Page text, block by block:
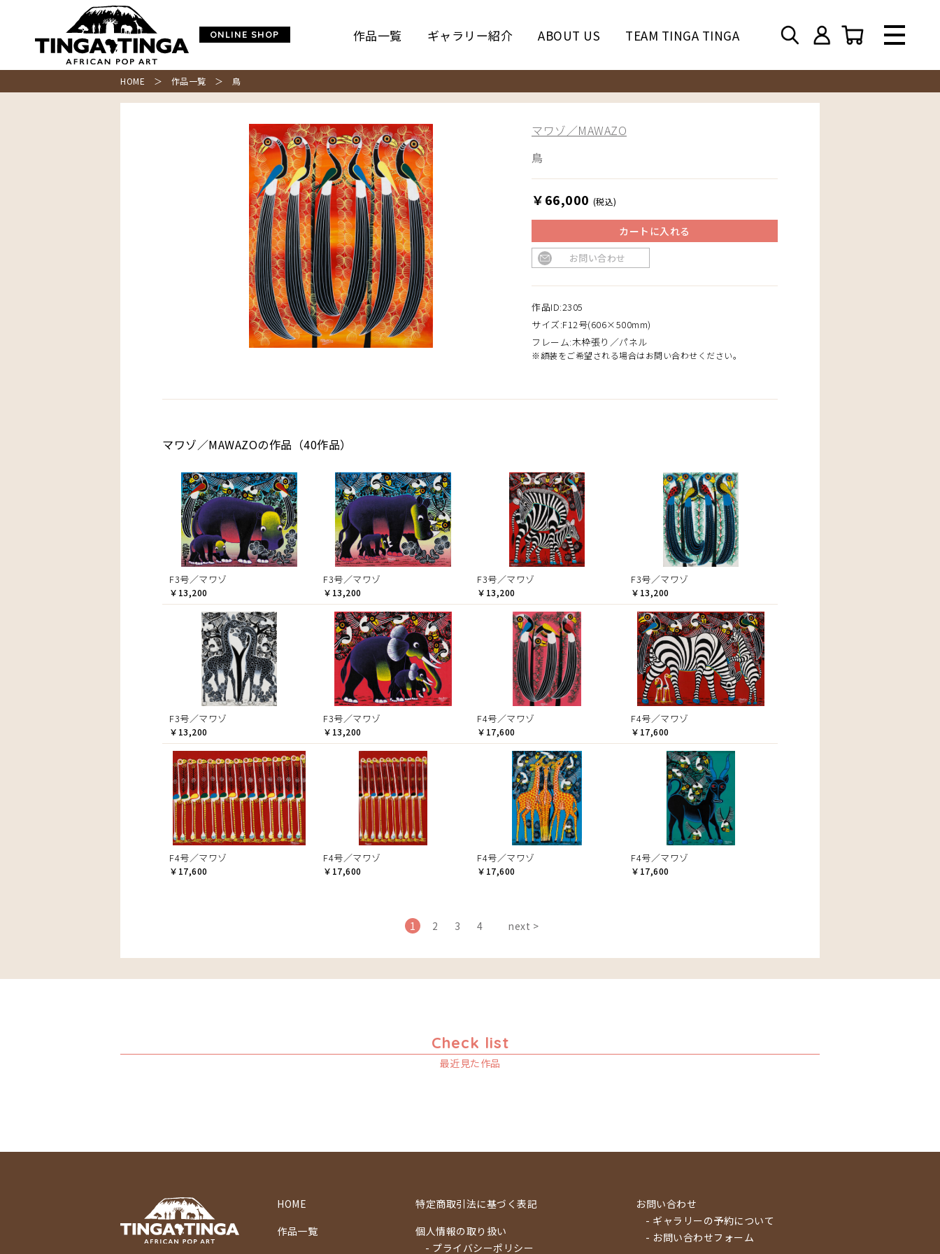
ONLINE SHOP 作品一覧 ギャラリー紹介 ABOUT US TEAM TINGA TINGA
HOME ＞ 作品一覧 ＞ 鳥
マワゾ／MAWAZO
鳥
￥66,000 (税込)
カートに入れる
お問い合わせ
作品ID:2305
サイズ:F12号(606×500mm)
フレーム:木枠張り／パネル
※額装をご希望される場合はお問い合わせください。
マワゾ／MAWAZOの作品（40作品）
F3号／マワゾ
￥13,200
F3号／マワゾ
￥13,200
F3号／マワゾ
￥13,200
F3号／マワゾ
￥13,200
F3号／マワゾ
￥13,200
F3号／マワゾ
￥13,200
F4号／マワゾ
￥17,600
F4号／マワゾ
￥17,600
F4号／マワゾ
￥17,600
F4号／マワゾ
￥17,600
F4号／マワゾ
￥17,600
F4号／マワゾ
￥17,600
1 2 3 4 next >
Check list
最近見た作品
HOME
作品一覧
特定商取引法に基づく表記
個人情報の取り扱い
- プライバシーポリシー
お問い合わせ
- ギャラリーの予約について
- お問い合わせフォーム